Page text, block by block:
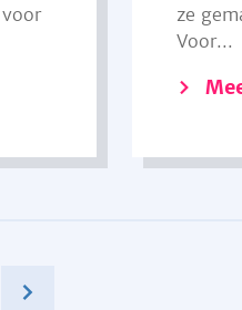
ze
Voor...